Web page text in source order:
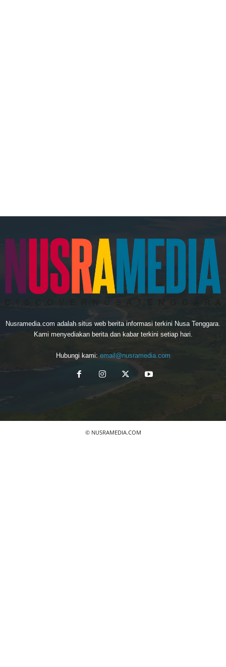
Nusramedia.com adalah situs web berita informasi terkini Nusa Tenggara.
Kami menyediakan berita dan kabar terkini setiap hari.
Hubungi kami: email@nusramedia.com
© NUSRAMEDIA.COM